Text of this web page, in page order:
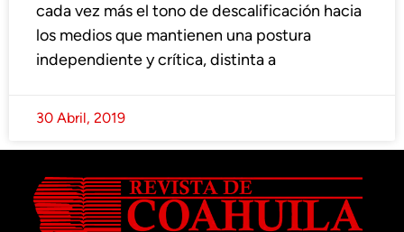
cada vez más el tono de descalificación hacia
los medios que mantienen una postura
independiente y crítica, distinta a
30 Abril, 2019